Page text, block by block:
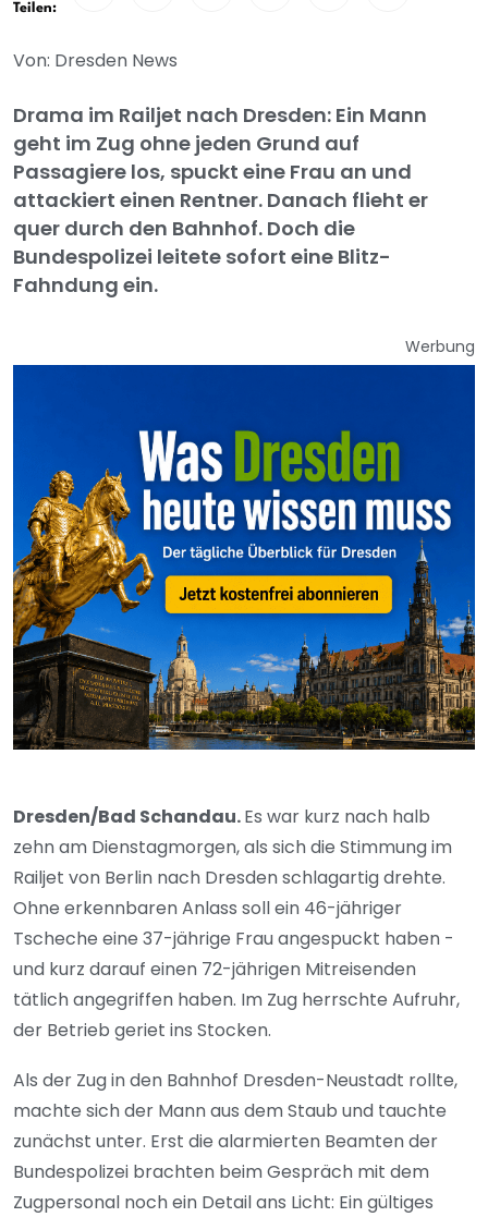
Teilen:
Von: Dresden News
Drama im Railjet nach Dresden: Ein Mann
geht im Zug ohne jeden Grund auf
Passagiere los, spuckt eine Frau an und
attackiert einen Rentner. Danach flieht er
quer durch den Bahnhof. Doch die
Bundespolizei leitete sofort eine Blitz-
Fahndung ein.
Werbung
Dresden/Bad Schandau.Es war kurz nach halb
zehn am Dienstagmorgen, als sich die Stimmung im
Railjet von Berlin nach Dresden schlagartig drehte.
Ohne erkennbaren Anlass soll ein 46-jähriger
Tscheche eine 37-jährige Frau angespuckt haben -
und kurz darauf einen 72-jährigen Mitreisenden
tätlich angegriffen haben. Im Zug herrschte Aufruhr,
der Betrieb geriet ins Stocken.
Als der Zug in den Bahnhof Dresden-Neustadt rollte,
machte sich der Mann aus dem Staub und tauchte
zunächst unter. Erst die alarmierten Beamten der
Bundespolizei brachten beim Gespräch mit dem
Zugpersonal noch ein Detail ans Licht: Ein gültiges